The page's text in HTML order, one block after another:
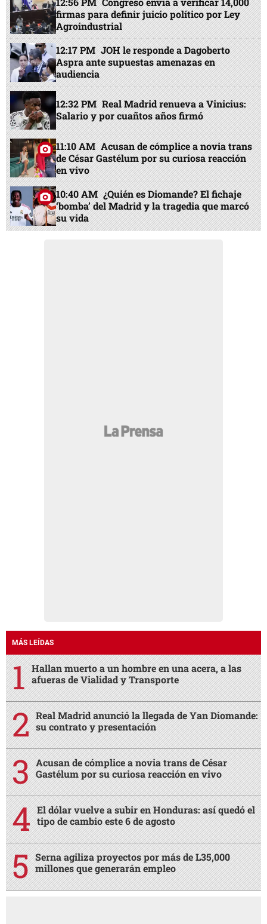
firmas para definir juicio político por Ley
Agroindustrial
12:17 PM JOH le responde a Dagoberto
Aspra ante supuestas amenazas en
audiencia
12:32 PM Real Madrid renueva a Vinicius:
Salario y por cuañtos años firmó
11:10 AM Acusan de cómplice a novia trans
de César Gastélum por su curiosa reacción
en vivo
10:40 AM ¿Quién es Diomande? El fichaje
‘bomba’ del Madrid y la tragedia que marcó
su vida
MÁS LEÍDAS
Hallan muerto a un hombre en una acera, a las
afueras de Vialidad y Transporte
Real Madrid anunció la llegada de Yan Diomande:
su contrato y presentación
Acusan de cómplice a novia trans de César
Gastélum por su curiosa reacción en vivo
El dólar vuelve a subir en Honduras: así quedó el
tipo de cambio este 6 de agosto
Serna agiliza proyectos por más de L35,000
millones que generarán empleo